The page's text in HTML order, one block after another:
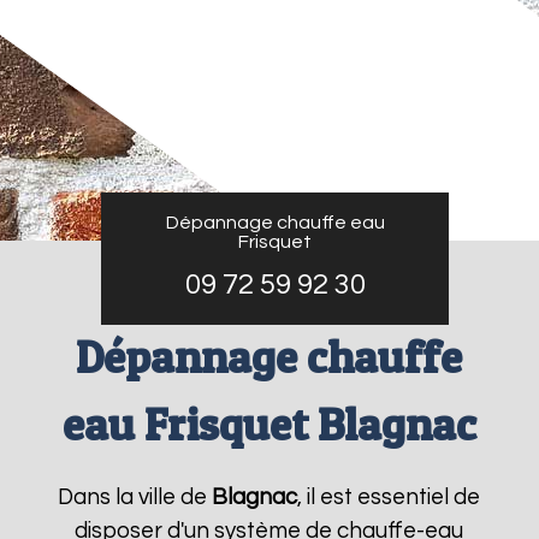
Dépannage chauffe eau
Frisquet
09 72 59 92 30
Dépannage chauffe
eau Frisquet Blagnac
Dans la ville de Blagnac, il est essentiel de
disposer d'un système de chauffe-eau